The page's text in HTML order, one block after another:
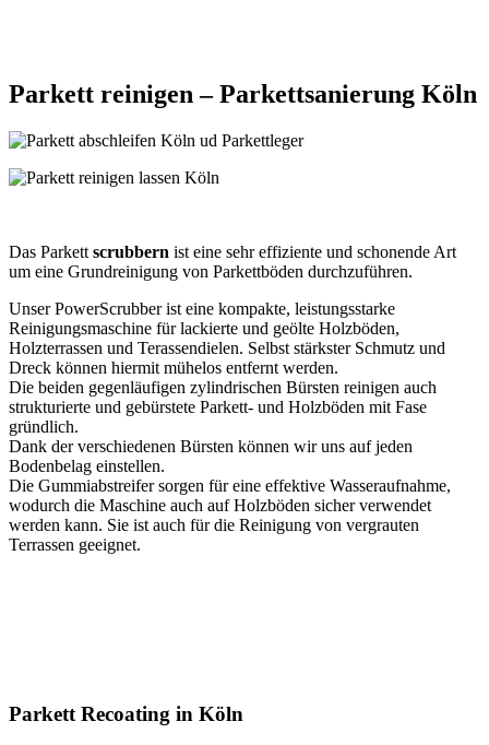
Parkett reinigen –Parkettsanierung Köln
Das Parkett scrubbern ist eine sehr effiziente und schonende Art
um eine Grundreinigung von Parkettböden durchzuführen.
Unser PowerScrubber ist eine kompakte, leistungsstarke
Reinigungsmaschine für lackierte und geölte Holzböden,
Holzterrassen und Terassendielen. Selbst stärkster Schmutz und
Dreck können hiermit mühelos entfernt werden.
Die beiden gegenläufigen zylindrischen Bürsten reinigen auch
strukturierte und gebürstete Parkett- und Holzböden mit Fase
gründlich.
Dank der verschiedenen Bürsten können wir uns auf jeden
Bodenbelag einstellen.
Die Gummiabstreifer sorgen für eine effektive Wasseraufnahme,
wodurch die Maschine auch auf Holzböden sicher verwendet
werden kann. Sie ist auch für die Reinigung von vergrauten
Terrassen geeignet.
Parkett Recoating in Köln